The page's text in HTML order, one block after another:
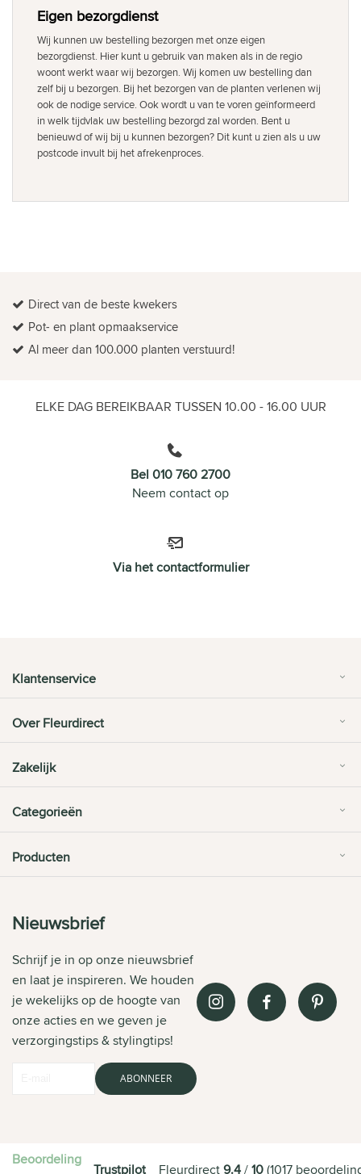
Eigen bezorgdienst
Wij kunnen uw bestelling bezorgen met onze eigen
bezorgdienst. Hier kunt u gebruik van maken als in de regio
woont werkt waar wij bezorgen. Wij komen uw bestelling dan
zelf bij u bezorgen. Bij het bezorgen van de planten verlenen wij
ook de nodige service. Ook wordt u van te voren geïnformeerd
in welk tijdvlak uw bestelling bezorgd zal worden. Bent u
benieuwd of wij bij u kunnen bezorgen? Dit kunt u zien als u uw
postcode invult bij het afrekenproces.
Direct van de beste kwekers
Pot- en plant opmaakservice
Al meer dan 100.000 planten verstuurd!
ELKE DAG BEREIKBAAR TUSSEN 10.00 - 16.00 UUR
Bel 010 760 2700
Neem contact op
Via het contactformulier
Klantenservice
Over Fleurdirect
Zakelijk
Categorieën
Producten
Nieuwsbrief
Schrijf je in op onze nieuwsbrief
en laat je inspireren. We houden
je wekelijks op de hoogte van
onze acties en we geven je
verzorgingstips & stylingtips!
ABONNEER
Beoordeling
Trustpilot Fleurdirect9.4/10(1017